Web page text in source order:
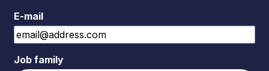
E-mail
Job family